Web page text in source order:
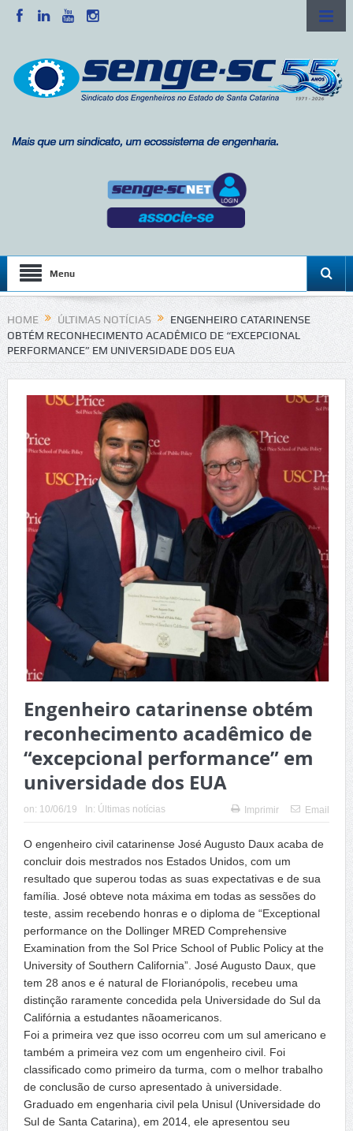
Menu
HOME ÚLTIMAS NOTÍCIAS
ENGENHEIRO CATARINENSE
OBTÉM RECONHECIMENTO ACADÊMICO DE “EXCEPCIONAL
PERFORMANCE” EM UNIVERSIDADE DOS EUA
Engenheiro catarinense obtém
reconhecimento acadêmico de
“excepcional performance” em
universidade dos EUA
on: 10/06/19 In: Últimas notícias Imprimir Email
O engenheiro civil catarinense José Augusto Daux acaba de
concluir dois mestrados nos Estados Unidos, com um
resultado que superou todas as suas expectativas e de sua
família. José obteve nota máxima em todas as sessões do
teste, assim recebendo honras e o diploma de “Exceptional
performance on the Dollinger MRED Comprehensive
Examination from the Sol Price School of Public Policy at the
University of Southern California”. José Augusto Daux, que
tem 28 anos e é natural de Florianópolis, recebeu uma
distinção raramente concedida pela Universidade do Sul da
Califórnia a estudantes nãoamericanos.
Foi a primeira vez que isso ocorreu com um sul americano e
também a primeira vez com um engenheiro civil. Foi
classificado como primeiro da turma, com o melhor trabalho
de conclusão de curso apresentado à universidade.
Graduado em engenharia civil pela Unisul (Universidade do
Sul de Santa Catarina), em 2014, ele apresentou seu